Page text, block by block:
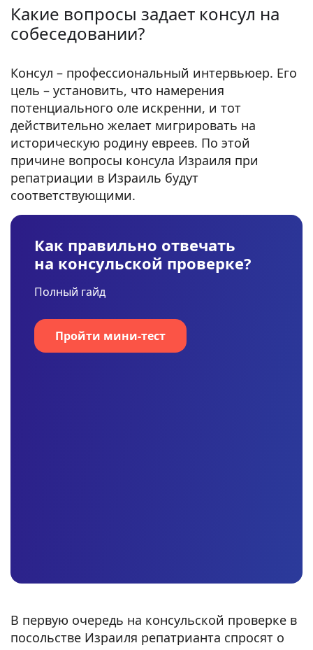
Какие вопросы задает консул на
собеседовании?
Консул – профессиональный интервьюер. Его
цель – установить, что намерения
потенциального оле искренни, и тот
действительно желает мигрировать на
историческую родину евреев. По этой
причине вопросы консула Израиля при
репатриации в Израиль будут
соответствующими.
Как правильно отвечать
на консульской проверке?
Полный гайд
Пройти мини-тест
В первую очередь на консульской проверке в
посольстве Израиля репатрианта спросят о